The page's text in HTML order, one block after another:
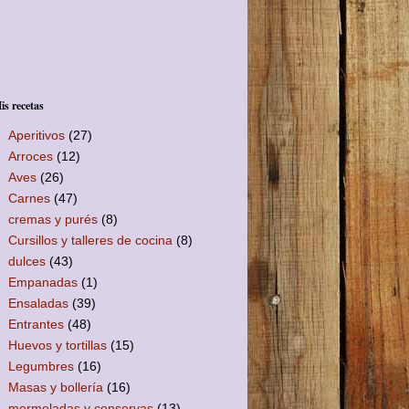
recetas
Aperitivos (27)
Arroces (12)
Aves (26)
Carnes (47)
cremas y purés (8)
Cursillos y talleres de cocina (8)
dulces (43)
Empanadas (1)
Ensaladas (39)
Entrantes (48)
Huevos y tortillas (15)
Legumbres (16)
Masas y bollería (16)